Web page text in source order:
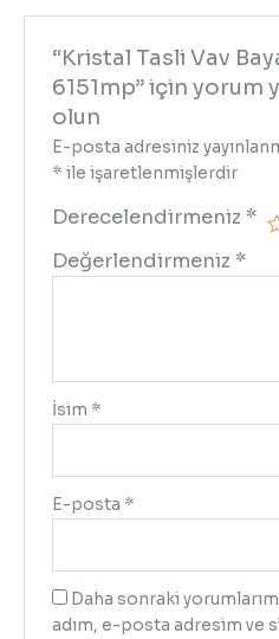
“Kristal Tasli Vav
6151mp” için yorum
olun
E-posta adresiniz
* ile işaretlenmişlerdir
Derecelendirmeniz *
Değerlendirmeniz *
İsim *
E-posta *
Daha sonraki
adım, e-posta adresim ve